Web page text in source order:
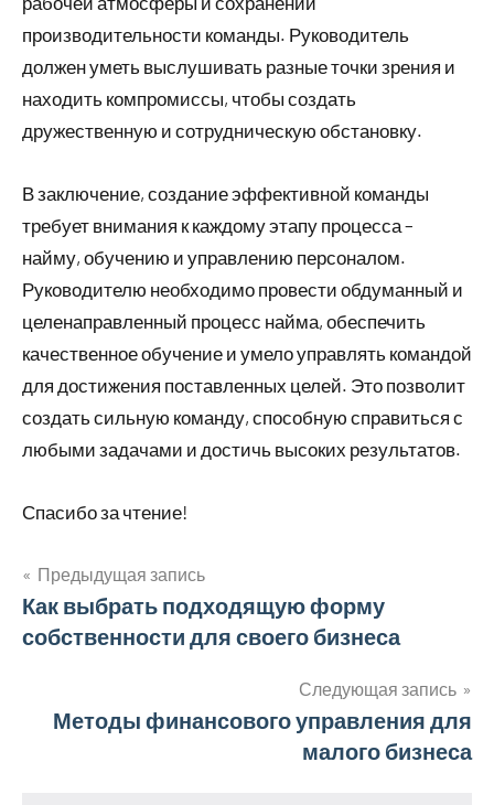
производительности команды. Руководитель
должен уметь выслушивать разные точки зрения и
находить компромиссы, чтобы создать
дружественную и сотрудническую обстановку.
В заключение, создание эффективной команды
требует внимания к каждому этапу процесса –
найму, обучению и управлению персоналом.
Руководителю необходимо провести обдуманный и
целенаправленный процесс найма, обеспечить
качественное обучение и умело управлять командой
для достижения поставленных целей. Это позволит
создать сильную команду, способную справиться с
любыми задачами и достичь высоких результатов.
Спасибо за чтение!
Навигация
по
Предыдущая запись
Как выбрать подходящую форму
собственности для своего бизнеса
Следующая запись
Методы финансового управления для
малого бизнеса